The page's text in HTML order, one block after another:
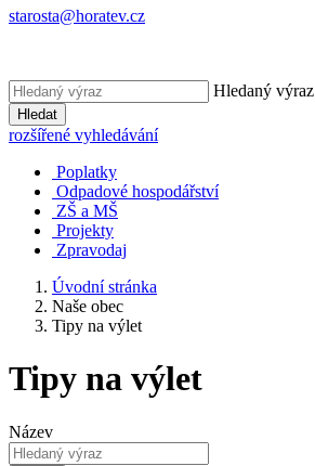
starosta@horatev.cz
Hledaný výraz
Hledat
rozšířené vyhledávání
Poplatky
Odpadové hospodářství
ZŠ a MŠ
Projekty
Zpravodaj
Úvodní stránka
Naše obec
Tipy na výlet
Tipy na výlet
Název